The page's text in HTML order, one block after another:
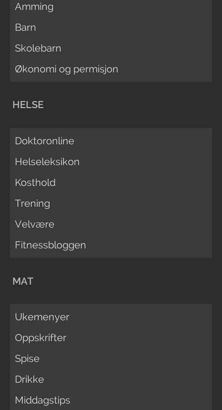
Amming
Barn
Skolebarn
Økonomi og permisjon
HELSE
Doktoronline
Helseleksikon
Kosthold
Trening
Velvære
Fitnessbloggen
MAT
Ukemenyer
Oppskrifter
Spise
Drikke
Middagstips